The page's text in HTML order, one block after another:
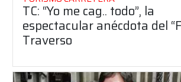
TC: “Yo me cag.. todo”, la
espectacular anécdota del
Traverso